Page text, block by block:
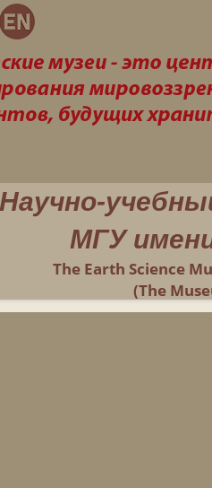
Научно-
МГУ
The Earth Science
(The